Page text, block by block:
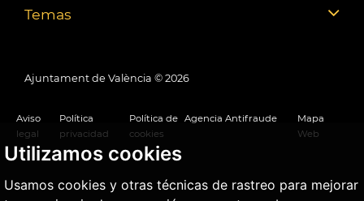
Utilizamos cookies
Usamos cookies y otras técnicas de rastreo para mejorar
Temas
Ajuntament de València © 2026
Aviso
legal
Política
privacidad
Política de
cookies
Agencia Antifraude
Mapa
Web